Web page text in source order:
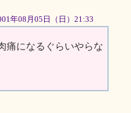
年08月05日（日）21:33
痛になるぐらいやらな